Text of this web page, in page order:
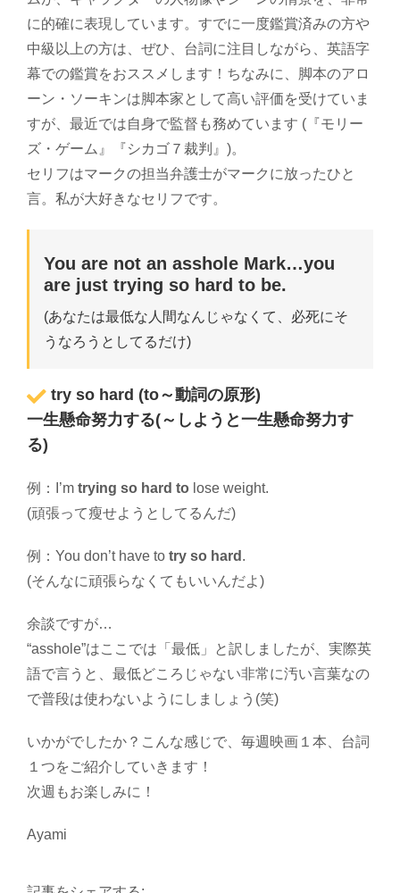
に的確に表現しています。すでに一度鑑賞済みの方や
中級以上の方は、ぜひ、台詞に注目しながら、英語字
幕での鑑賞をおススメします！ちなみに、脚本のアロ
ーン・ソーキンは脚本家として高い評価を受けていま
すが、最近では自身で監督も務めています (『モリー
ズ・ゲーム』『シカゴ７裁判』)。
セリフはマークの担当弁護士がマークに放ったひと
言。私が大好きなセリフです。
You are not an asshole Mark…you
are just trying so hard to be.
(あなたは最低な人間なんじゃなくて、必死にそ
うなろうとしてるだけ)
try so hard (to～動詞の原形)
一生懸命努力する(～しようと一生懸命努力す
る)
例：I’m trying so hard to lose weight.
(頑張って瘦せようとしてるんだ)
例：You don’t have to try so hard .
(そんなに頑張らなくてもいいんだよ)
余談ですが…
“asshole”はここでは「最低」と訳しましたが、実際英
語で言うと、最低どころじゃない非常に汚い言葉なの
で普段は使わないようにしましょう(笑)
いかがでしたか？こんな感じで、毎週映画１本、台詞
１つをご紹介していきます！
次週もお楽しみに！
Ayami